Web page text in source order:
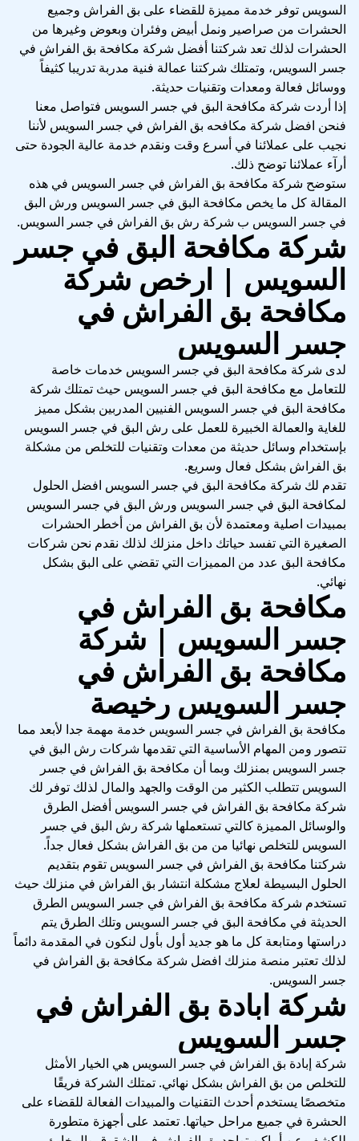
السويس توفر خدمة مميزة للقضاء على بق الفراش وجميع
الحشرات من صراصير ونمل أبيض وفئران وبعوض وغيرها من
الحشرات لذلك تعد شركتنا أفضل شركة مكافحة بق الفراش في
جسر السويس، وتمتلك شركتنا عمالة فنية مدربة تدريبا كثيفاً
ووسائل فعالة ومعدات وتقنيات حديثة.
إذا أردت شركة مكافحة البق في جسر السويس فتواصل معنا
فنحن افضل شركة مكافحه بق الفراش في جسر السويس لأننا
نجيب على عملائنا في أسرع وقت ونقدم خدمة عالية الجودة حتى
أرآء عملائنا توضح ذلك.
ستوضح شركة مكافحة بق الفراش في جسر السويس في هذه
المقالة كل ما يخص مكافحة البق في جسر السويس ورش البق
في جسر السويس ب شركة رش بق الفراش في جسر السويس.
شركة مكافحة البق في جسر
السويس | ارخص شركة
مكافحة بق الفراش في
جسر السويس
لدى شركة مكافحة البق في جسر السويس خدمات خاصة
للتعامل مع مكافحة البق في جسر السويس حيث تمتلك شركة
مكافحة البق في جسر السويس الفنيين المدربين بشكل مميز
للغاية والعمالة الخبيرة للعمل على رش البق في جسر السويس
بإستخدام وسائل حديثة من معدات وتقنيات للتخلص من مشكلة
بق الفراش بشكل فعال وسريع.
تقدم لك شركة مكافحة البق في جسر السويس افضل الحلول
لمكافحة البق في جسر السويس ورش البق في جسر السويس
بمبيدات اصلية ومعتمدة لأن بق الفراش من أخطر الحشرات
الصغيرة التي تفسد حياتك داخل منزلك لذلك نقدم نحن شركات
مكافحة البق عدد من المميزات التي تقضي على البق بشكل
نهائي.
مكافحة بق الفراش في
جسر السويس | شركة
مكافحة بق الفراش في
جسر السويس رخيصة
مكافحة بق الفراش في جسر السويس خدمة مهمة جدا لأبعد مما
تتصور ومن المهام الأساسية التي تقدمها شركات رش البق في
جسر السويس بمنزلك وبما أن مكافحة بق الفراش في جسر
السويس تتطلب الكثير من الوقت والجهد والمال لذلك توفر لك
شركة مكافحة بق الفراش في جسر السويس أفضل الطرق
والوسائل المميزة كالتي تستعملها شركة رش البق في جسر
السويس للتخلص نهائيا من من بق الفراش بشكل فعال جداً.
شركتنا مكافحة بق الفراش في جسر السويس تقوم بتقديم
الحلول البسيطة لعلاج مشكلة انتشار بق الفراش في منزلك حيث
تستخدم شركة مكافحة بق الفراش في جسر السويس الطرق
الحديثة في مكافحة البق في جسر السويس وتلك الطرق يتم
دراستها ومتابعة كل ما هو جديد أول بأول لنكون في المقدمة دائماً
لذلك تعتبر منصة منزلك افضل شركة مكافحة بق الفراش في
جسر السويس.
شركة ابادة بق الفراش في
جسر السويس
شركة إبادة بق الفراش في جسر السويس هي الخيار الأمثل
للتخلص من بق الفراش بشكل نهائي. تمتلك الشركة فريقًا
متخصصًا يستخدم أحدث التقنيات والمبيدات الفعالة للقضاء على
الحشرة في جميع مراحل حياتها. تعتمد على أجهزة متطورة